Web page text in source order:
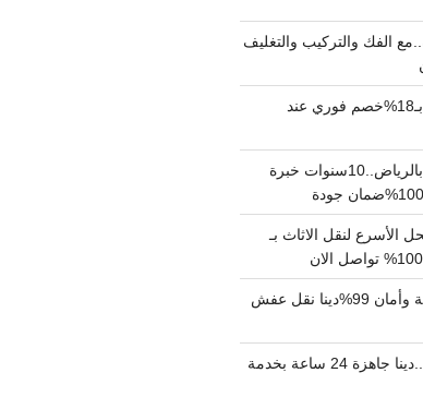
الفك والتركيب والتغليف
دينا نقل عفش حي العارض بـ18%خصم فوري عند
نجار فك وتركيب غرف نوم بالرياض..10سنوات خبرة
الأسرع لنقل الاثاث بـ
دينا نقل عفش بالرياض بعناية وأمان 99%دينا نقل عفش
دينا نقل عفش حي النرجس..دينا جاهزة 24 ساعة بخدمة